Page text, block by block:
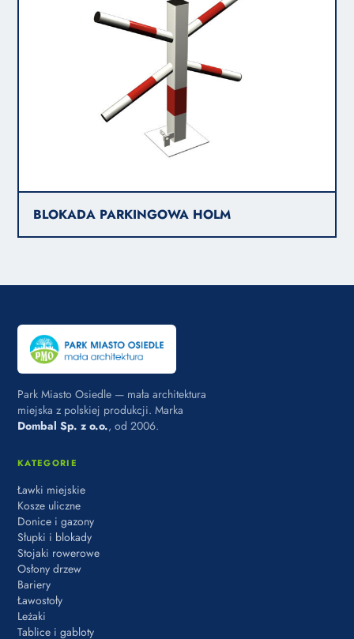
BLOKADA PARKINGOWA HOLM
Park Miasto Osiedle — mała architektura
miejska z polskiej produkcji. Marka
Dombal Sp. z o.o., od 2006.
KATEGORIE
Ławki miejskie
Kosze uliczne
Donice i gazony
Słupki i blokady
Stojaki rowerowe
Osłony drzew
Bariery
Ławostoły
Leżaki
Tablice i gabloty